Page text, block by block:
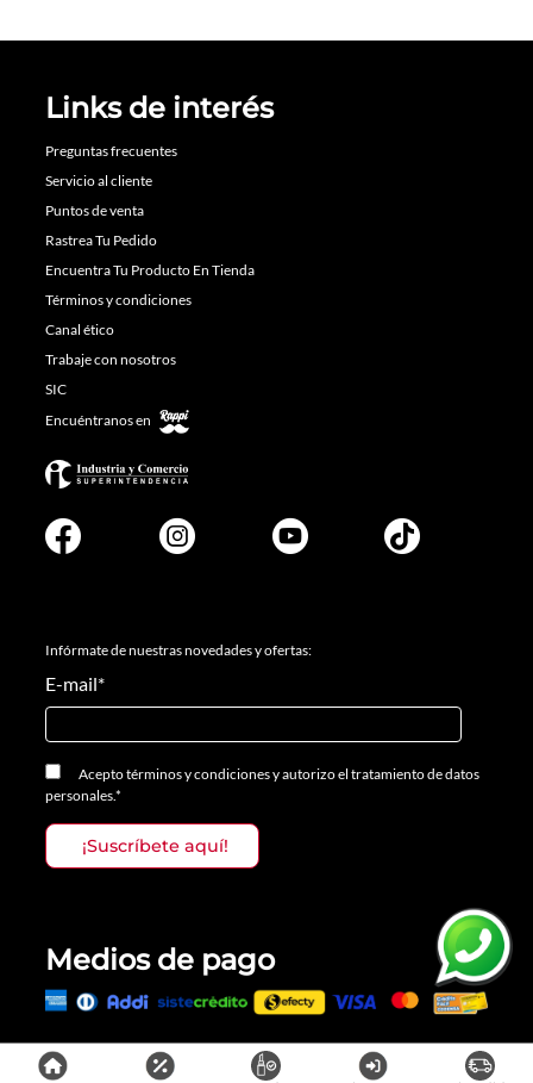
Links de interés
Preguntas frecuentes
Servicio al cliente
Puntos de venta
Rastrea Tu Pedido
Encuentra Tu Producto En Tienda
Términos y condiciones
Canal ético
Trabaje con nosotros
SIC
Encuéntranos en
Infórmate de nuestras novedades y ofertas:
E-mail*
Aceptotérminos y condicionesyautorizo el tratamiento de datos
personales.*
Medios de pago
Todos los derechos reservados, Prosalon Distribuciones S.A.S., 2023